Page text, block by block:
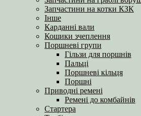
Запчастини на котки КЗК
Інше
Карданні вали
Кошики зчеплення
Поршневі групи
Гільзи для поршнів
Пальці
Поршневі кільця
Поршні
Приводні ремені
Ремені до комбайнів
Стартера